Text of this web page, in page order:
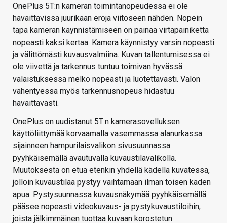
OnePlus 5T:n kameran toimintanopeudessa ei ole
havaittavissa juurikaan eroja viitoseen nähden. Nopein
tapa kameran käynnistämiseen on painaa virtapainiketta
nopeasti kaksi kertaa. Kamera käynnistyy varsin nopeasti
ja välittömästi kuvausvalmiina. Kuvan tallentumisessa ei
ole viivettä ja tarkennus tuntuu toimivan hyvässä
valaistuksessa melko nopeasti ja luotettavasti. Valon
vähentyessä myös tarkennusnopeus hidastuu
havaittavasti.
OnePlus on uudistanut 5T:n kamerasovelluksen
käyttöliittymää korvaamalla vasemmassa alanurkassa
sijainneen hampurilaisvalikon sivusuunnassa
pyyhkäisemällä avautuvalla kuvaustilavalikolla.
Muutoksesta on etua etenkin yhdellä kädellä kuvatessa,
jolloin kuvaustilaa pystyy vaihtamaan ilman toisen käden
apua. Pystysuunnassa kuvausnäkymää pyyhkäisemällä
pääsee nopeasti videokuvaus- ja pystykuvaustiloihin,
joista jälkimmäinen tuottaa kuvaan korostetun